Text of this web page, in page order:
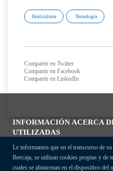
INFORMACIÓN ACERCA
UTILIZADAS
Le informamos que en el transcurso de
Ibercaja, se utilizan cookies propias y de
cuales se almacenan en el dispositivo del
Horticultura Tecnología
Compartir en Twitter
Compartir en Facebook
Compartir en LinkedIn